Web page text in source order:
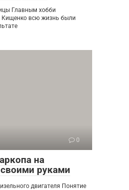
Главным хобби
Кищенко всю жизнь были
0
на
руками
двигателя Понятие